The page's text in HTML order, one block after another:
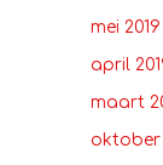
mei 2019
april
maart
oktober